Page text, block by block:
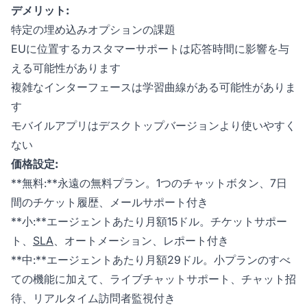
デメリット:
特定の埋め込みオプションの課題
EUに位置するカスタマーサポートは応答時間に影響を与
える可能性があります
複雑なインターフェースは学習曲線がある可能性がありま
す
モバイルアプリはデスクトップバージョンより使いやすく
ない
価格設定:
**無料:**永遠の無料プラン。1つのチャットボタン、7日
間のチケット履歴、メールサポート付き
**小:**エージェントあたり月額15ドル。チケットサポー
ト、 SLA 、オートメーション、レポート付き
**中:**エージェントあたり月額29ドル。小プランのすべ
ての機能に加えて、ライブチャットサポート、チャット招
待、リアルタイム訪問者監視付き